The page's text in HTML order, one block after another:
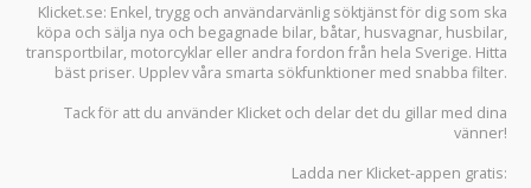
Klicket.se: Enkel, trygg och användarvänlig söktjänst för dig som ska
köpa och sälja nya och begagnade bilar, båtar, husvagnar, husbilar,
transportbilar, motorcyklar eller andra fordon från hela Sverige. Hitta
bäst priser. Upplev våra smarta sökfunktioner med snabba filter.
Tack för att du använder Klicket och delar det du gillar med dina
vänner!
Ladda ner Klicket-appen gratis: